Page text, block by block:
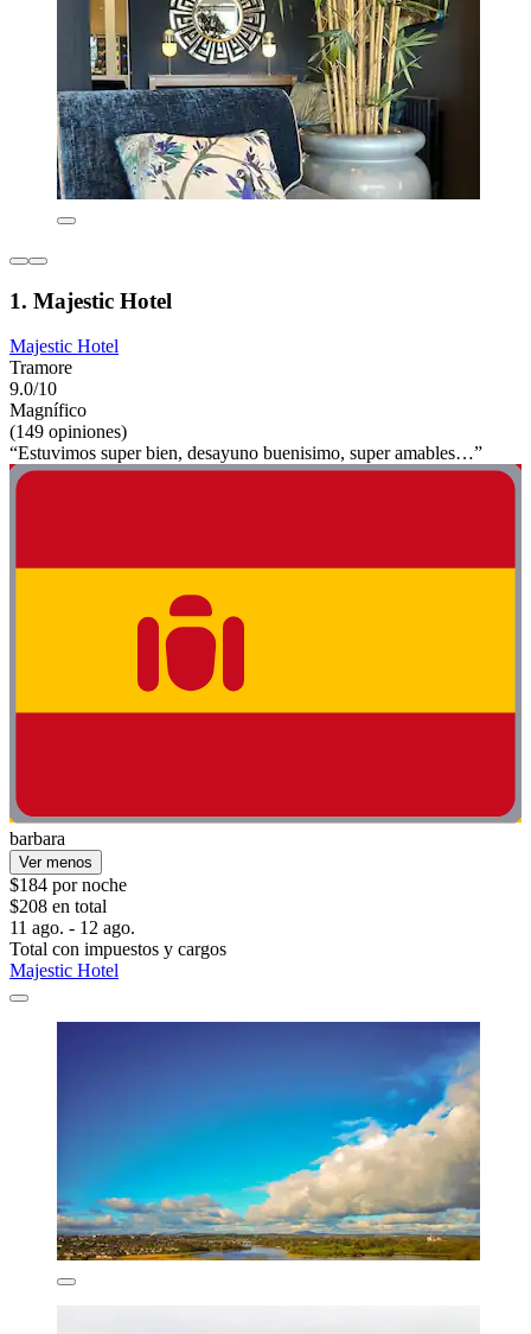
1. Majestic Hotel
Majestic Hotel
Tramore
9.0/10
Magnífico
(149 opiniones)
“Estuvimos super bien, desayuno buenisimo, super amables…”
barbara
Ver menos
$184 por noche
$208 en total
11 ago. - 12 ago.
Total con impuestos y cargos
Majestic Hotel